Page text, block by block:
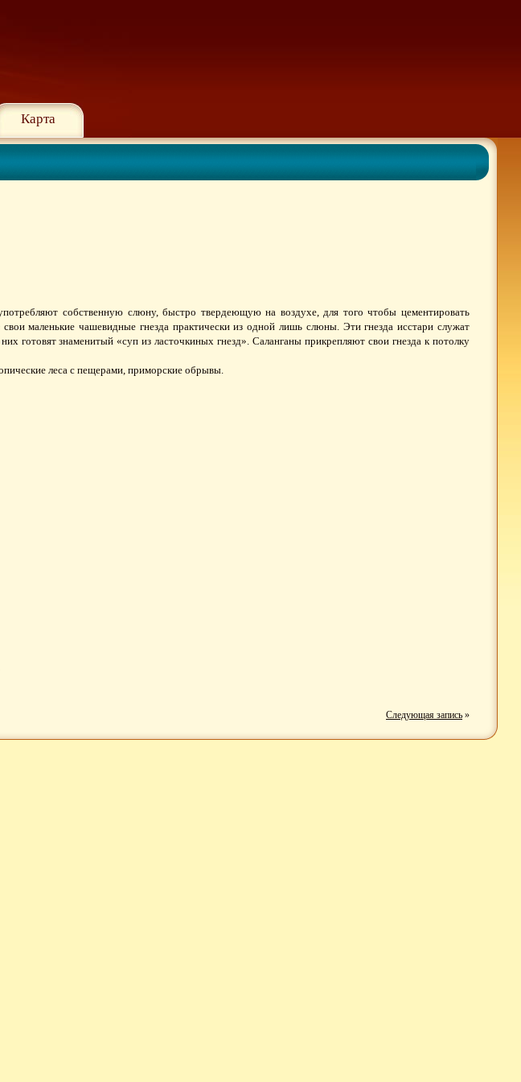
Карта
собственную слюну, быстро твердеющую на воздухе, для того чтобы цементировать
маленькие чашевидные гнезда практически из одной лишь слюны. Эти гнезда исстари служат
готовят знаменитый «суп из ласточкиных гнезд». Саланганы прикрепляют свои гнезда к потолку
леса с пещерами, приморские обрывы.
Следующая запись »